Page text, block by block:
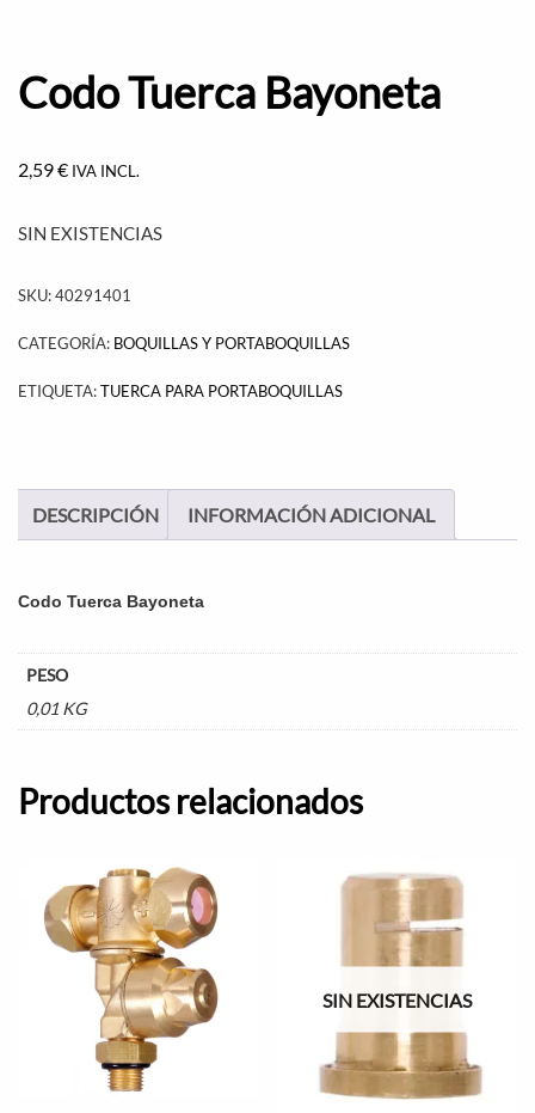
Codo Tuerca Bayoneta
2,59€ IVA INCL.
SIN EXISTENCIAS
SKU:40291401
CATEGORÍA: BOQUILLAS Y PORTABOQUILLAS
ETIQUETA:TUERCA PARA PORTABOQUILLAS
DESCRIPCIÓN INFORMACIÓN ADICIONAL
Codo Tuerca Bayoneta
PESO
0,01 KG
Productos relacionados
SIN EXISTENCIAS